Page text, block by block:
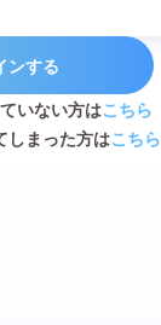
ンする
いない方はこちら
しまった方はこちら